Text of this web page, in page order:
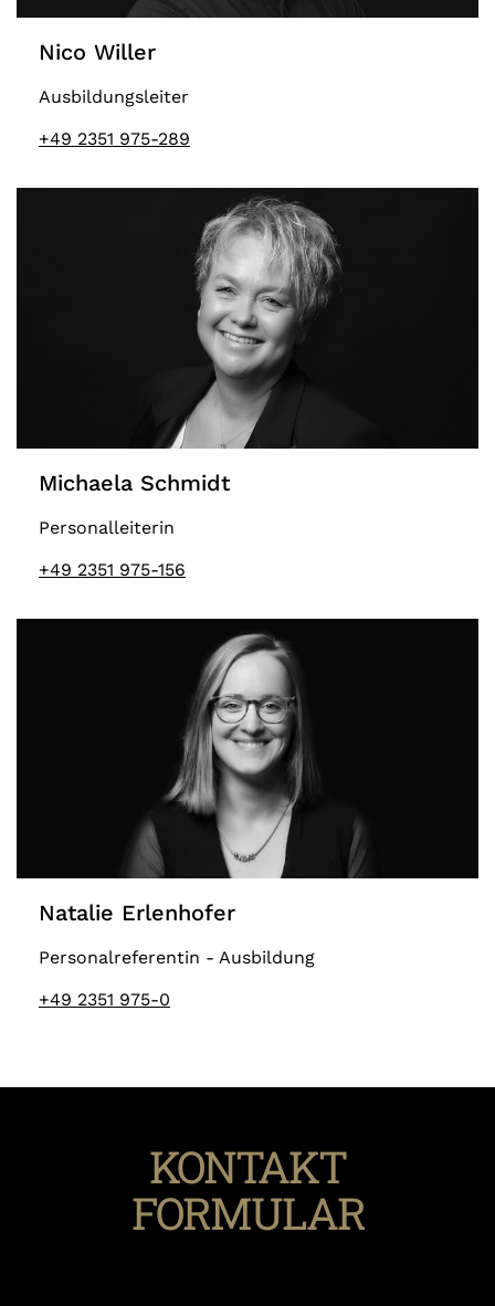
Nico Willer
Ausbildungsleiter
+49 2351 975-289
Michaela Schmidt
Personalleiterin
+49 2351 975-156
Natalie Erlenhofer
Personalreferentin - Ausbildung
+49 2351 975-0
KONTAKT
FORMULAR